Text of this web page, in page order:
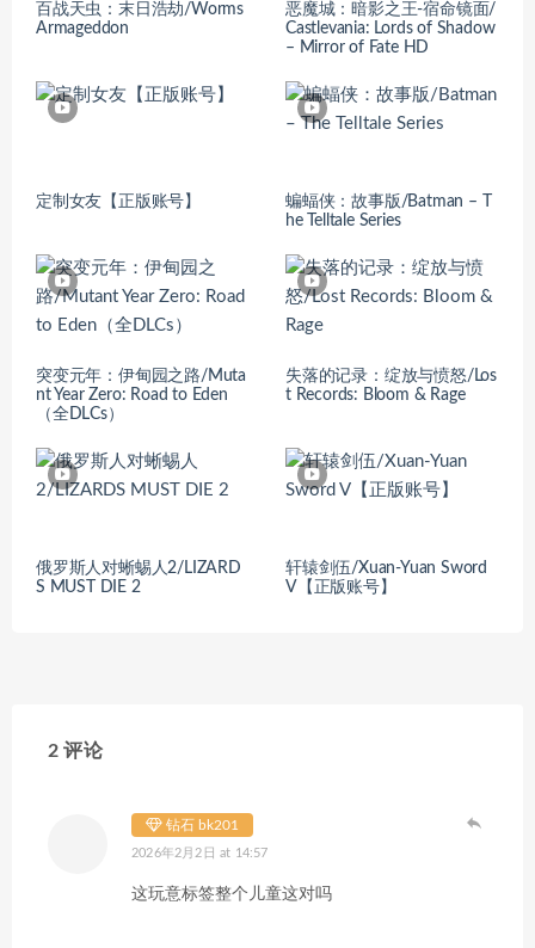
百战天虫：末日浩劫/Worms
Armageddon
恶魔城：暗影之王-宿命镜面/
Castlevania: Lords of Shadow
– Mirror of Fate HD
定制女友【正版账号】
蝙蝠侠：故事版/Batman – T
he Telltale Series
突变元年：伊甸园之路/Muta
nt Year Zero: Road to Eden
（全DLCs）
失落的记录：绽放与愤怒/Los
t Records: Bloom & Rage
俄罗斯人对蜥蜴人2/LIZARD
S MUST DIE 2
轩辕剑伍/Xuan-Yuan Sword
V【正版账号】
2 评论
钻石 bk201
2026年2月2日 at 14:57
这玩意标签整个儿童这对吗